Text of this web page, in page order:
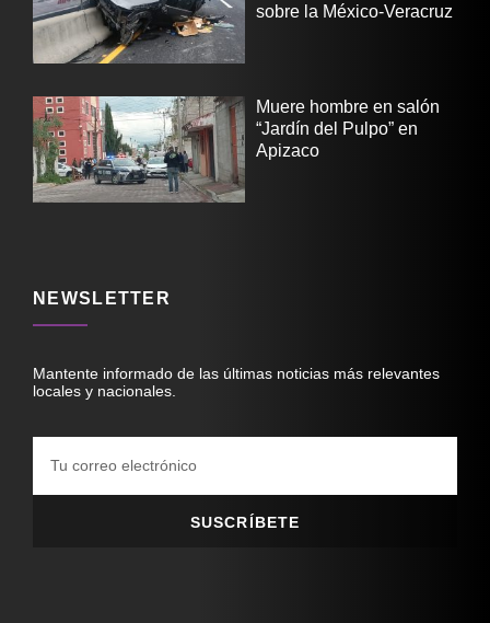
sobre la México-Veracruz
Muere hombre en salón
“Jardín del Pulpo” en
Apizaco
NEWSLETTER
Mantente informado de las últimas noticias más relevantes
locales y nacionales.
SUSCRÍBETE